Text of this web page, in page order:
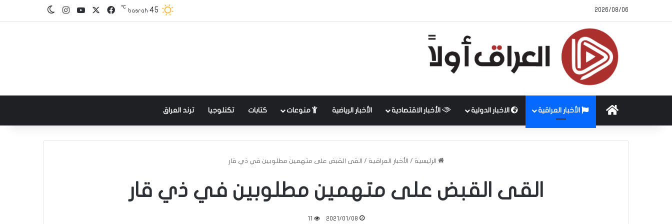
2026/08/06
basrah 45
℃ فيسبوك‫YouTube
انستقرامالوضع المظلم
الرئيسية الأخبار العراقية الاخبار الدولية الأخبار الاقتصادية الأخبار الرياضية منوعات كتابات تكنلوجيا ترند العراق
الرئيسية / الأخبار العراقية / القى القبض على متهمين مطلوبين في ذي قار
القى القبض على متهمين مطلوبين في ذي قار
2021/01/08
11